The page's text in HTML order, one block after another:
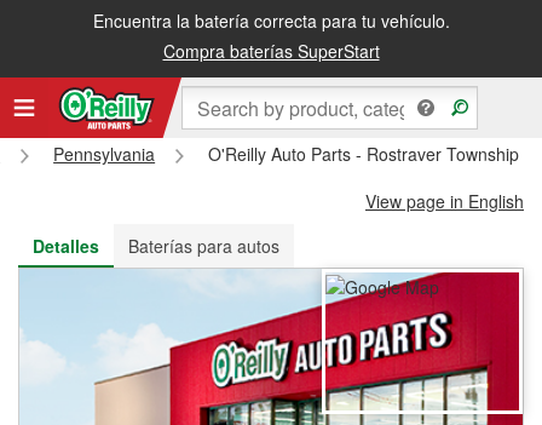
Encuentra la batería correcta para tu vehículo.
Compra baterías SuperStart
Recibe tu orden gratis al día siguiente o recógela en la tienda
Pennsylvania
O'Reilly Auto Parts - Rostraver Township
View page in English
Detalles
Baterías para autos